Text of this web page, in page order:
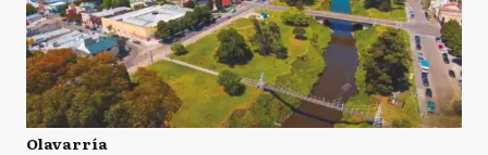
Olavarría